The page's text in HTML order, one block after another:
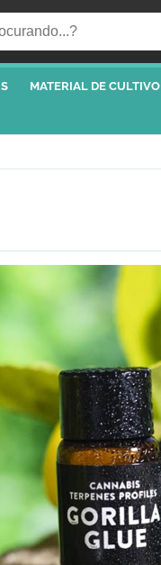
MATERIAL DE CULTIVO